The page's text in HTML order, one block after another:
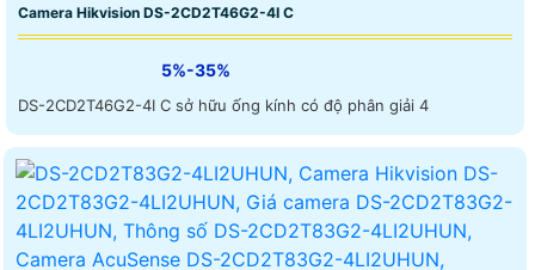
Camera Hikvision DS-2CD2T46G2-4I C
5%-35%
DS-2CD2T46G2-4I C sở hữu ống kính có độ phân giải 4